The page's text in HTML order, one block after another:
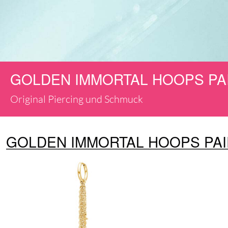
GOLDEN IMMORTAL HOOPS
Original Piercing und Schmuck
GOLDEN IMMORTAL HOOPS